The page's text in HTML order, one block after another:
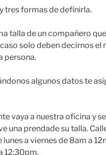
tres formas de definirla.
talla de un compañero
solo deben decirnos
persona.
algunos datos te
vaya a nuestra oficina y
una prendade su talla.
lunes a viernes de 8am a
12:30pm.